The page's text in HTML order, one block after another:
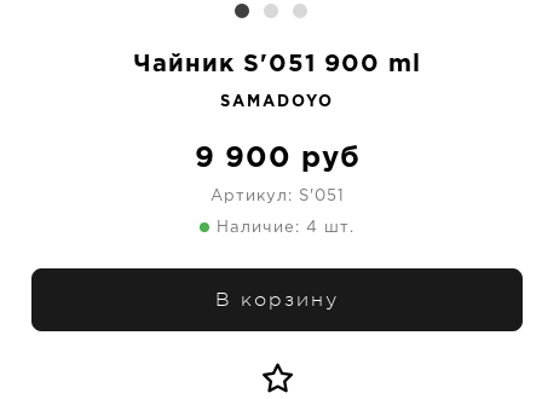
Чайник S'051 900 ml
SAMADOYO
9 900 руб
Артикул: S'051
Наличие: 4 шт.
В корзину